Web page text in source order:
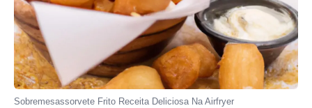
Sobremesassorvete Frito Receita Deliciosa Na Airfryer